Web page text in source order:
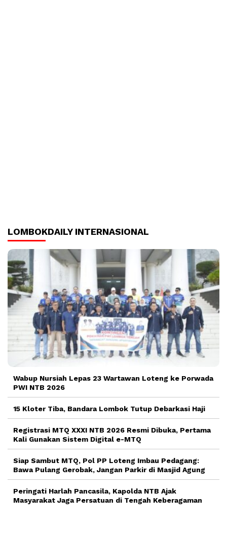
LOMBOKDAILY INTERNASIONAL
Wabup Nursiah Lepas 23 Wartawan Loteng ke Porwada
PWI NTB 2026
15 Kloter Tiba, Bandara Lombok Tutup Debarkasi Haji
Registrasi MTQ XXXI NTB 2026 Resmi Dibuka, Pertama
Kali Gunakan Sistem Digital e-MTQ
Siap Sambut MTQ, Pol PP Loteng Imbau Pedagang:
Bawa Pulang Gerobak, Jangan Parkir di Masjid Agung
Peringati Harlah Pancasila, Kapolda NTB Ajak
Masyarakat Jaga Persatuan di Tengah Keberagaman